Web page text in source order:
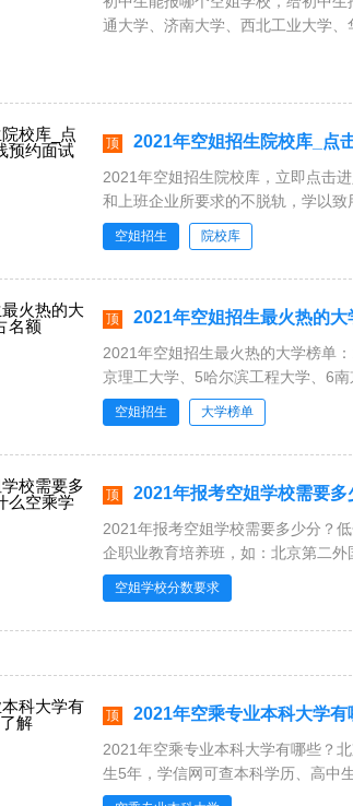
通大学、济南大学、西北工业大学
顶 2021年空姐招生院校库_点
2021年空姐招生院校库，立即点击
和上班企业所要求的不脱轨，学以致
机会，点击进入预约名额
空姐招生 院校库
顶 2021年空姐招生最火热的
2021年空姐招生最火热的大学榜单
京理工大学、5哈尔滨工程大学、6
南大学、10河南科技大学
空姐招生 大学榜单
顶 2021年报考空姐学校需要
2021年报考空姐学校需要多少分？
企职业教育培养班，如：北京第二外
业教育、华南理工大学航空服务职业
空姐学校分数要求
顶 2021年空乘专业本科大学
2021年空乘专业本科大学有哪些？
生5年，学信网可查本科学历、高中
学院国际航空服务与管理专业初中生